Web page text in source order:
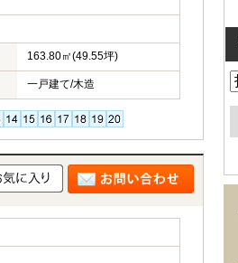
163.80㎡(49.55坪)
一戸建て/木造